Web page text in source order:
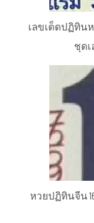
เลขเด็ดปฏิทินห
ชุด
หวยปฏิทินจีน